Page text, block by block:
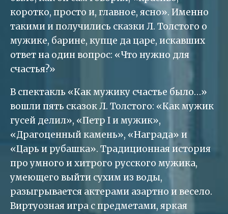
коротко, просто и, главное, ясно». Именно
такими и получились сказки Л. Толстого о
мужике, барине, купце да царе, искавших
ответ на один вопрос: «Что нужно для
счастья?»
В спектакль «Как мужику счастье было…»
вошли пять сказок Л. Толстого: «Как мужик
гусей делил», «Петр I и мужик»,
«Драгоценный камень», «Награда» и
«Царь и рубашка». Традиционная история
про умного и хитрого русского мужика,
умеющего выйти сухим из воды,
разыгрывается актерами азартно и весело.
Виртуозная игра с предметами, яркая